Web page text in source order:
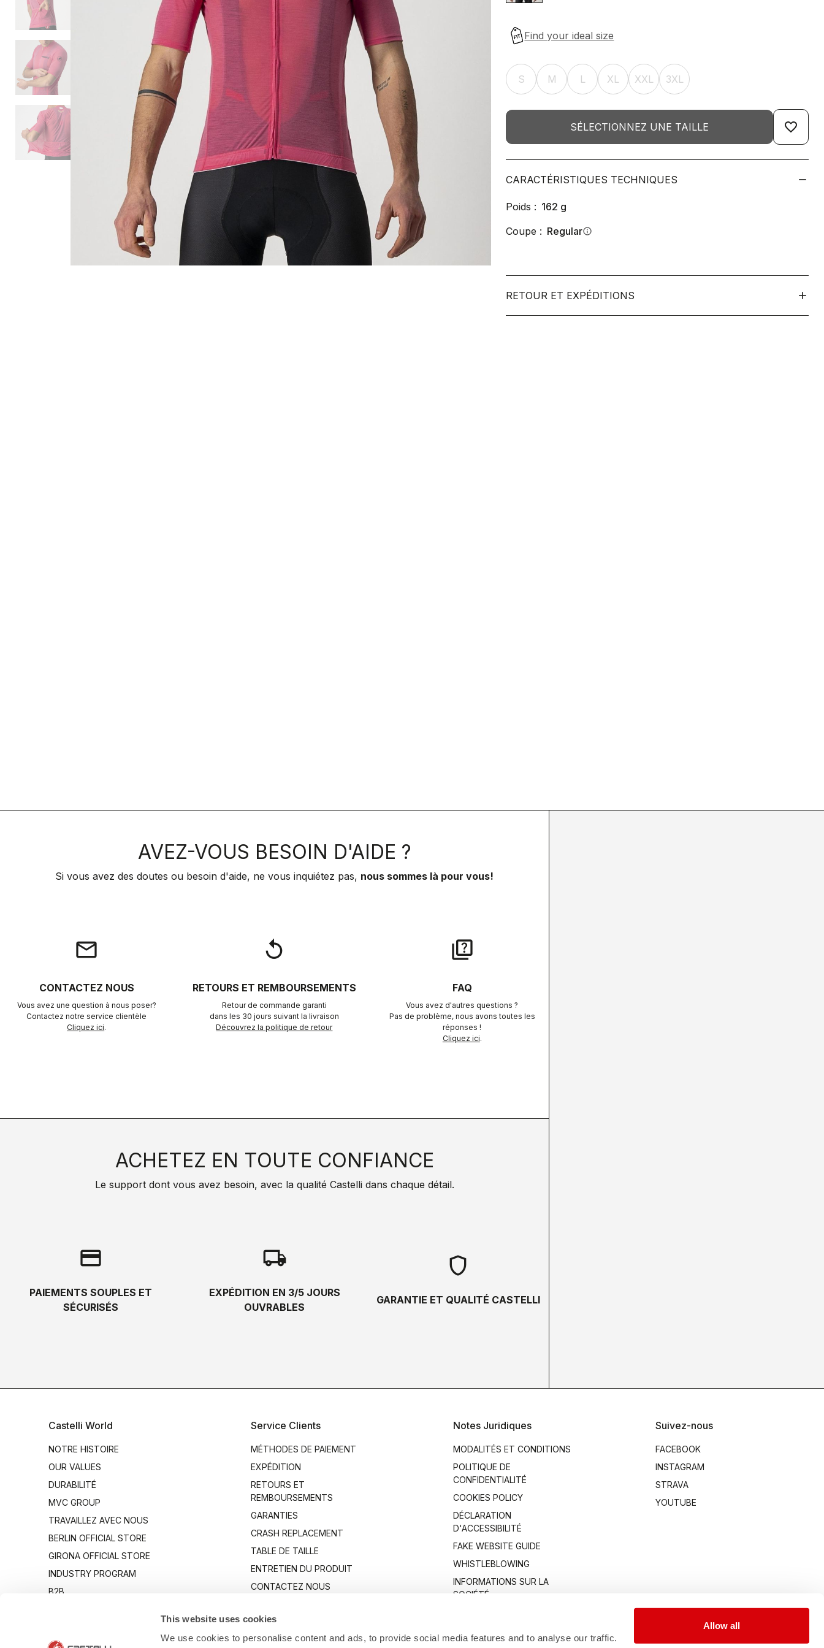
This website uses cookies
We use cookies to personalise content and ads, to provide social media features and to analyse our traffic.
Allow all
S M L XL XXL 3XL
SÉLECTIONNEZ UNE TAILLE favorite_border
CARACTÉRISTIQUES TECHNIQUES
Poids : 162 g
Coupe : Regularinfo
RETOUR ET EXPÉDITIONS
AVEZ-VOUS BESOIN D'AIDE ?
Si vous avez des doutes ou besoin d'aide, ne vous inquiétez pas, nous sommes là pour vous!
email
CONTACTEZ NOUS
Vous avez une question à nous poser?
Contactez notre service clientèle
Cliquez ici.
replay
RETOURS ET REMBOURSEMENTS
Retour de commande garanti
dans les 30 jours suivant la livraison
Découvrez la politique de retour
quiz
FAQ
Vous avez d'autres questions ?
Pas de problème, nous avons toutes les
réponses !
Cliquez ici.
ACHETEZ EN TOUTE CONFIANCE
Le support dont vous avez besoin, avec la qualité Castelli dans chaque détail.
credit_card
PAIEMENTS SOUPLES ET
SÉCURISÉS
local_shipping
EXPÉDITION EN 3/5 JOURS
OUVRABLES
shield
GARANTIE ET QUALITÉ CASTELLI
Castelli World
NOTRE HISTOIRE
OUR VALUES
DURABILITÉ
MVC GROUP
TRAVAILLEZ AVEC NOUS
BERLIN OFFICIAL STORE
GIRONA OFFICIAL STORE
INDUSTRY PROGRAM
B2B
Service Clients
MÉTHODES DE PAIEMENT
EXPÉDITION
RETOURS ET
REMBOURSEMENTS
GARANTIES
CRASH REPLACEMENT
TABLE DE TAILLE
ENTRETIEN DU PRODUIT
CONTACTEZ NOUS
Notes Juridiques
MODALITÉS ET CONDITIONS
POLITIQUE DE
CONFIDENTIALITÉ
COOKIES POLICY
DÉCLARATION
D'ACCESSIBILITÉ
FAKE WEBSITE GUIDE
WHISTLEBLOWING
INFORMATIONS SUR LA
SOCIÉTÉ
Suivez-nous
FACEBOOK
INSTAGRAM
STRAVA
YOUTUBE